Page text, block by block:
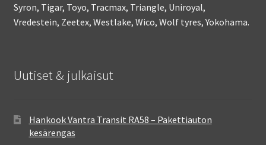
Syron, Tigar, Toyo, Tracmax, Triangle, Uniroyal,
Vredestein, Zeetex, Westlake, Wico, Wolf tyres, Yokohama.
Uutiset & julkaisut
Hankook Vantra Transit RA58 – Pakettiauton
kesärengas